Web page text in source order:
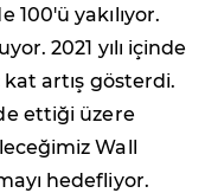
yakılıyor.
2021 yılı içinde
kat artış gösterdi.
ettiği üzere
Wall
hedefliyor.